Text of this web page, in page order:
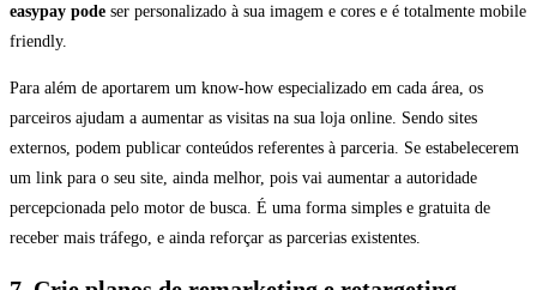
easypay pode ser personalizado à sua imagem e cores e é totalmente mobile
friendly.
Para além de aportarem um know-how especializado em cada área, os
parceiros ajudam a aumentar as visitas na sua loja online. Sendo sites
externos, podem publicar conteúdos referentes à parceria. Se estabelecerem
um link para o seu site, ainda melhor, pois vai aumentar a autoridade
percepcionada pelo motor de busca. É uma forma simples e gratuita de
receber mais tráfego, e ainda reforçar as parcerias existentes.